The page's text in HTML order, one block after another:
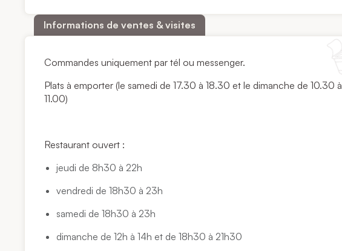
Informations de ventes & visites
Commandes uniquement par tél ou messenger.
Plats à emporter (le samedi de 17.30 à 18.30 et le dimanche de 10.30 à
11.00)
Restaurant ouvert :
jeudi de 8h30 à 22h
vendredi de 18h30 à 23h
samedi de 18h30 à 23h
dimanche de 12h à 14h et de 18h30 à 21h30